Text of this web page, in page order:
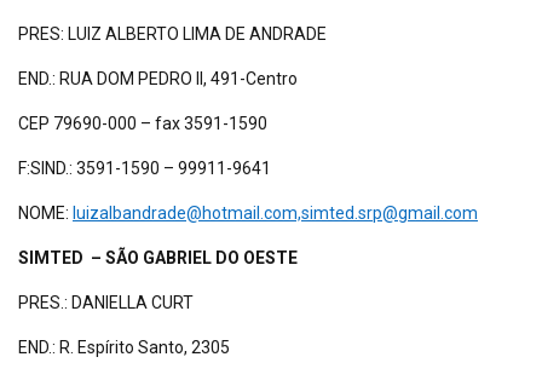
PRES: LUIZ ALBERTO LIMA DE ANDRADE
END.: RUA DOM PEDRO II, 491-Centro
CEP 79690-000 – fax 3591-1590
F:SIND.: 3591-1590 – 99911-9641
NOME: luizalbandrade@hotmail.com,simted.srp@gmail.com
SIMTED – SÃO GABRIEL DO OESTE
PRES.: DANIELLA CURT
END.: R. Espírito Santo, 2305